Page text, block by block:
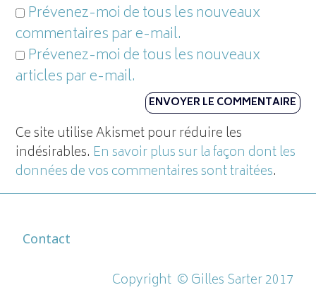
Prévenez-moi de tous les nouveaux
commentaires par e-mail.
Prévenez-moi de tous les nouveaux
articles par e-mail.
Ce site utilise Akismet pour réduire les
indésirables. En savoir plus sur la façon dont les
données de vos commentaires sont traitées.
Contact
Copyright ©Gilles Sarter 2017